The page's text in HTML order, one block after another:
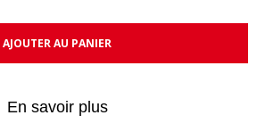
AJOUTER AU PANIER
En savoir plus